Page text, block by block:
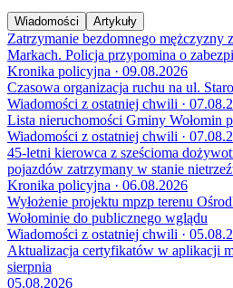
Wiadomości Artykuły
Zatrzymanie bezdomnego mężczyzny
Markach. Policja przypomina o
Kronika policyjna · 09.08.2026
Czasowa organizacja ruchu na ul.
Wiadomości z ostatniej chwili ·
Lista nieruchomości Gminy Wołomin
Wiadomości z ostatniej chwili ·
45-letni kierowca z sześcioma
pojazdów zatrzymany w stanie
Kronika policyjna · 06.08.2026
Wyłożenie projektu mpzp terenu
Wołominie do publicznego wglądu
Wiadomości z ostatniej chwili ·
Aktualizacja certyfikatów w aplikacji
sierpnia
05.08.2026